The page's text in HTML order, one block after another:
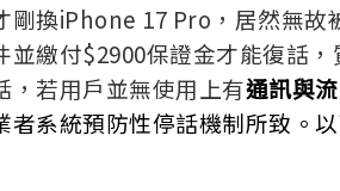
剛換iPhone 17 Pro，居然無
並繳付$2900保證金才能復話
，若用戶並無使用上有通訊與
者系統預防性停話機制所致。